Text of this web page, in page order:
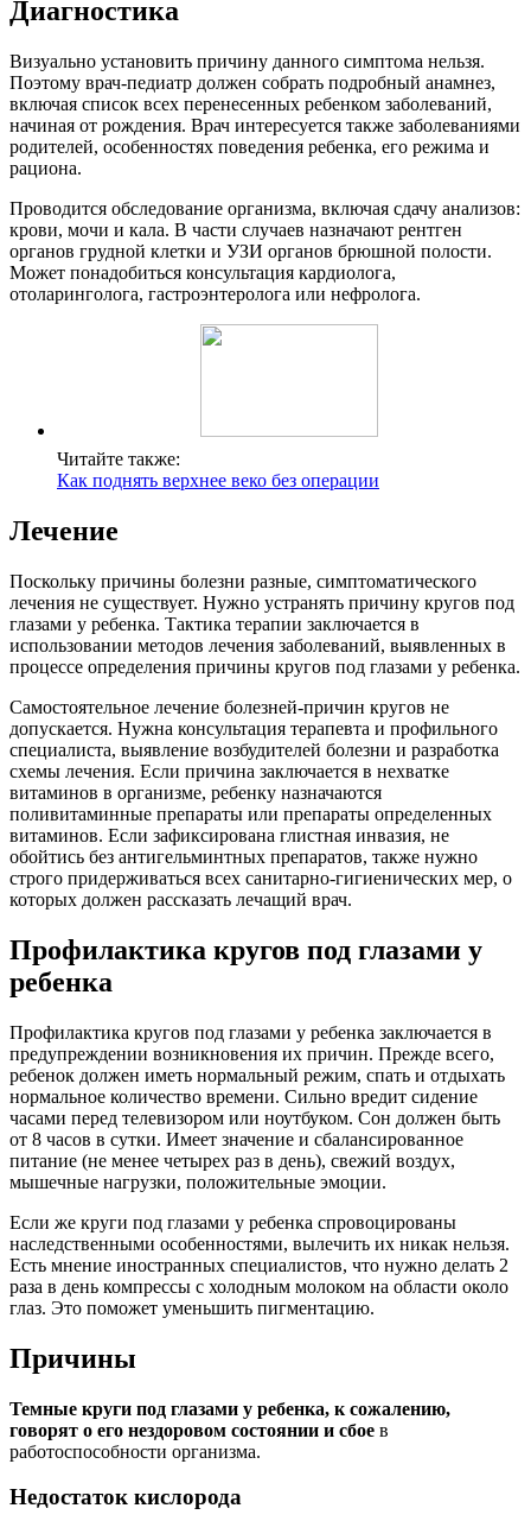
Диагностика
Визуально установить причину данного симптома нельзя.
Поэтому врач-педиатр должен собрать подробный анамнез,
включая список всех перенесенных ребенком заболеваний,
начиная от рождения. Врач интересуется также заболеваниями
родителей, особенностях поведения ребенка, его режима и
рациона.
Проводится обследование организма, включая сдачу анализов:
крови, мочи и кала. В части случаев назначают рентген
органов грудной клетки и УЗИ органов брюшной полости.
Может понадобиться консультация кардиолога,
отоларинголога, гастроэнтеролога или нефролога.
Читайте также:
Как поднять верхнее веко без операции
Лечение
Поскольку причины болезни разные, симптоматического
лечения не существует. Нужно устранять причину кругов под
глазами у ребенка. Тактика терапии заключается в
использовании методов лечения заболеваний, выявленных в
процессе определения причины кругов под глазами у ребенка.
Самостоятельное лечение болезней-причин кругов не
допускается. Нужна консультация терапевта и профильного
специалиста, выявление возбудителей болезни и разработка
схемы лечения. Если причина заключается в нехватке
витаминов в организме, ребенку назначаются
поливитаминные препараты или препараты определенных
витаминов. Если зафиксирована глистная инвазия, не
обойтись без антигельминтных препаратов, также нужно
строго придерживаться всех санитарно-гигиенических мер, о
которых должен рассказать лечащий врач.
Профилактика кругов под глазами у
ребенка
Профилактика кругов под глазами у ребенка заключается в
предупреждении возникновения их причин. Прежде всего,
ребенок должен иметь нормальный режим, спать и отдыхать
нормальное количество времени. Сильно вредит сидение
часами перед телевизором или ноутбуком. Сон должен быть
от 8 часов в сутки. Имеет значение и сбалансированное
питание (не менее четырех раз в день), свежий воздух,
мышечные нагрузки, положительные эмоции.
Если же круги под глазами у ребенка спровоцированы
наследственными особенностями, вылечить их никак нельзя.
Есть мнение иностранных специалистов, что нужно делать 2
раза в день компрессы с холодным молоком на области около
глаз. Это поможет уменьшить пигментацию.
Причины
Темные круги под глазами у ребенка, к сожалению,
говорят о его нездоровом состоянии и сбое в
работоспособности организма.
Недостаток кислорода